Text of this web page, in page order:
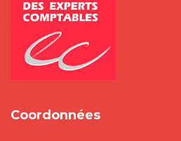
Coordonnées